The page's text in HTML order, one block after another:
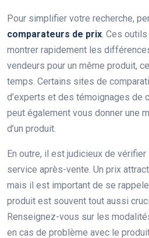
Pour simplifier votre recherche,
comparateurs de prix. Ces
montrer rapidement les
vendeurs pour un même produit,
temps. Certains sites de
d’experts et des témoignages de
peut également vous donner une
d’un produit.
En outre, il est judicieux de
service après-vente. Un prix
mais il est important de se
produit est souvent tout aussi
Renseignez-vous sur les
en cas de problème avec le